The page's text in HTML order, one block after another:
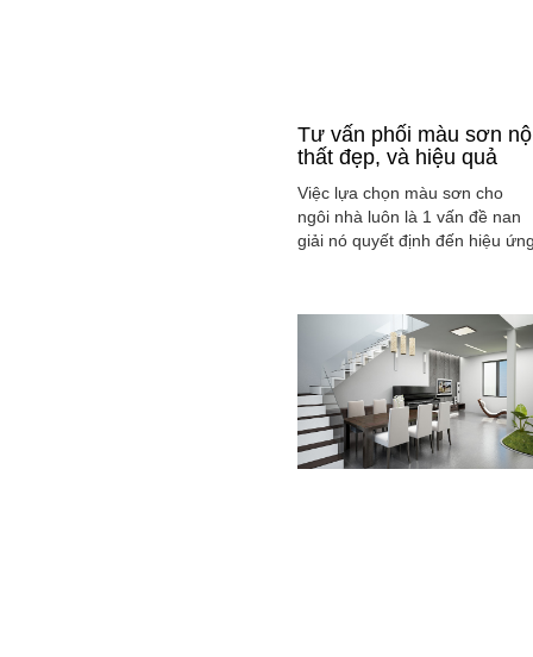
Tư vấn phối màu sơn
thất đẹp, và hiệu quả
Việc lựa chọn màu sơn cho
ngôi nhà luôn là 1 vấn đề nan
giải nó quyết định đến hiệu
của gia đình bạn.